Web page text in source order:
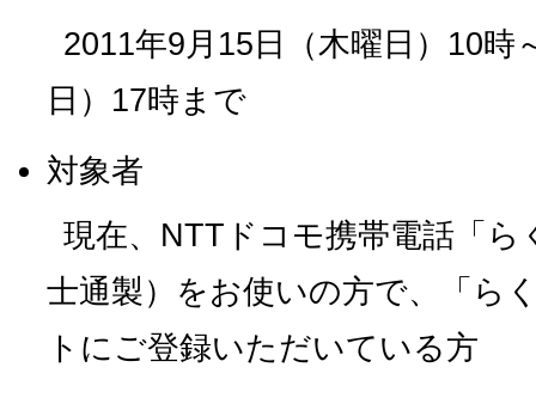
2011年9月15日（木曜日）10時
日）17時まで
対象者
現在、NTTドコモ携帯電話「
士通製）をお使いの方で、「ら
トにご登録いただいている方